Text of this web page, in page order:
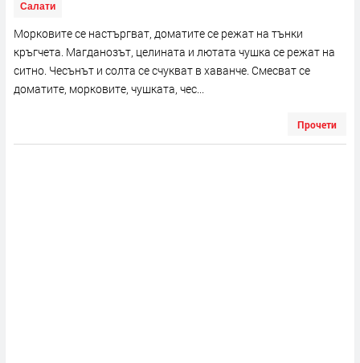
Салати
Морковите се настъргват, доматите се режат на тънки
кръгчета. Магданозът, целината и лютата чушка се режат на
ситно. Чесънът и солта се счукват в хаванче. Смесват се
доматите, морковите, чушката, чес...
Прочети